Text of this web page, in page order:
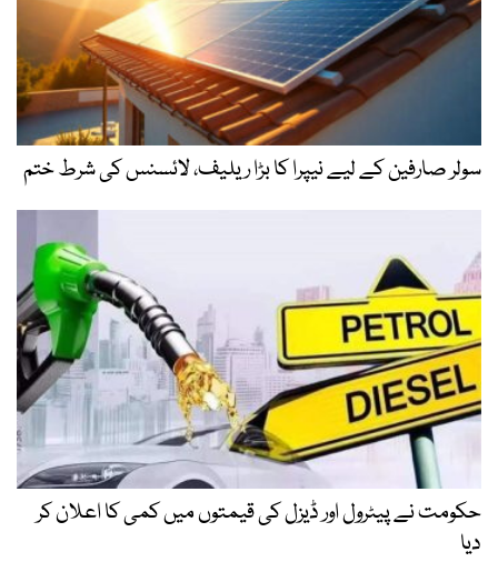
سولر صارفین کے لیے نیپرا کا بڑا ریلیف، لائسنس کی شرط ختم
حکومت نے پیٹرول اور ڈیزل کی قیمتوں میں کمی کا اعلان کر
دیا